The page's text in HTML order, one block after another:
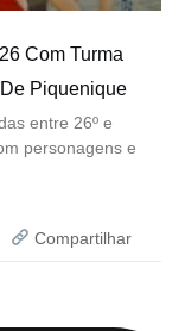
Com Turma
Piquenique
entre 26º e
personagens e
Compartilhar